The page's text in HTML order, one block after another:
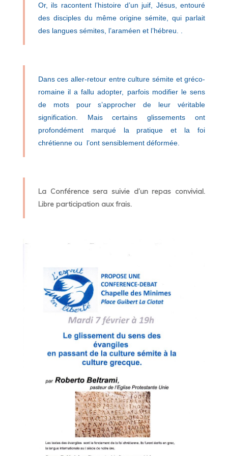
Or, ils racontent l’histoire d’un juif, Jésus, entouré
des disciples du même origine sémite, qui parlait
des langues sémites, l’araméen et l’hébreu.
Dans ces aller-retour entre culture sémite et gréco-
romaine il a fallu adopter, parfois modifier le sens
de mots pour s’approcher de leur véritable
signification. Mais certains glissements ont
profondément marqué la pratique et la foi
chrétienne ou l’ont sensiblement déformée.
La Conférence sera suivie d’un repas convivial.
Libre participation aux frais.